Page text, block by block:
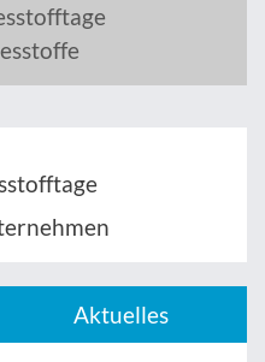
Aktuelles